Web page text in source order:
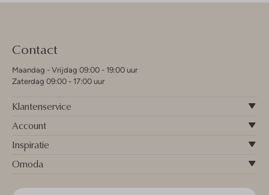
Contact
Maandag - Vrijdag 09:00 - 19:00 uur
Zaterdag 09:00 - 17:00 uur
Klantenservice
Account
Inspiratie
Omoda